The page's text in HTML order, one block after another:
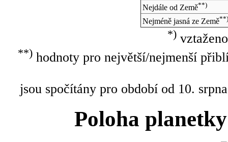
Nejdále od Země**)
Nejméně jasná ze Země**)
*)
**)hodnoty pro největší/nejmenší
jsou spočítány pro období od 10.
Poloha